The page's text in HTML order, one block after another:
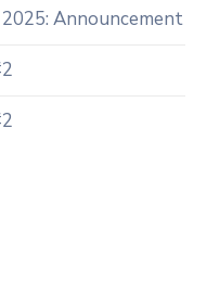
Announcement